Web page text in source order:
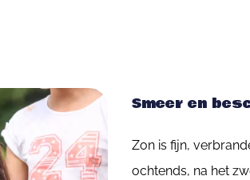
Smeer en
Zon is fijn,
ochtends, na het